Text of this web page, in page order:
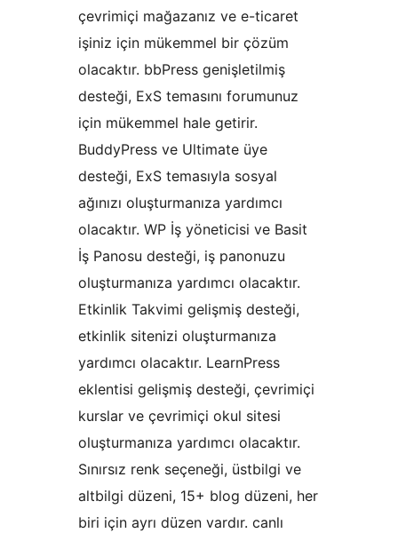
çevrimiçi mağazanız ve e-ticaret
işiniz için mükemmel bir çözüm
olacaktır. bbPress genişletilmiş
desteği, ExS temasını forumunuz
için mükemmel hale getirir.
BuddyPress ve Ultimate üye
desteği, ExS temasıyla sosyal
ağınızı oluşturmanıza yardımcı
olacaktır. WP İş yöneticisi ve Basit
İş Panosu desteği, iş panonuzu
oluşturmanıza yardımcı olacaktır.
Etkinlik Takvimi gelişmiş desteği,
etkinlik sitenizi oluşturmanıza
yardımcı olacaktır. LearnPress
eklentisi gelişmiş desteği, çevrimiçi
kurslar ve çevrimiçi okul sitesi
oluşturmanıza yardımcı olacaktır.
Sınırsız renk seçeneği, üstbilgi ve
altbilgi düzeni, 15+ blog düzeni, her
biri için ayrı düzen vardır. canlı